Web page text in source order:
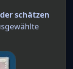
schätzen